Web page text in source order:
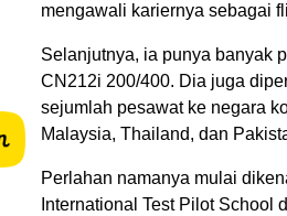
mengawali kariernya sebagai
Selanjutnya, ia punya banyak
CN212i 200/400. Dia juga
sejumlah pesawat ke negara
Malaysia, Thailand, dan
Perlahan namanya mulai
International Test Pilot School